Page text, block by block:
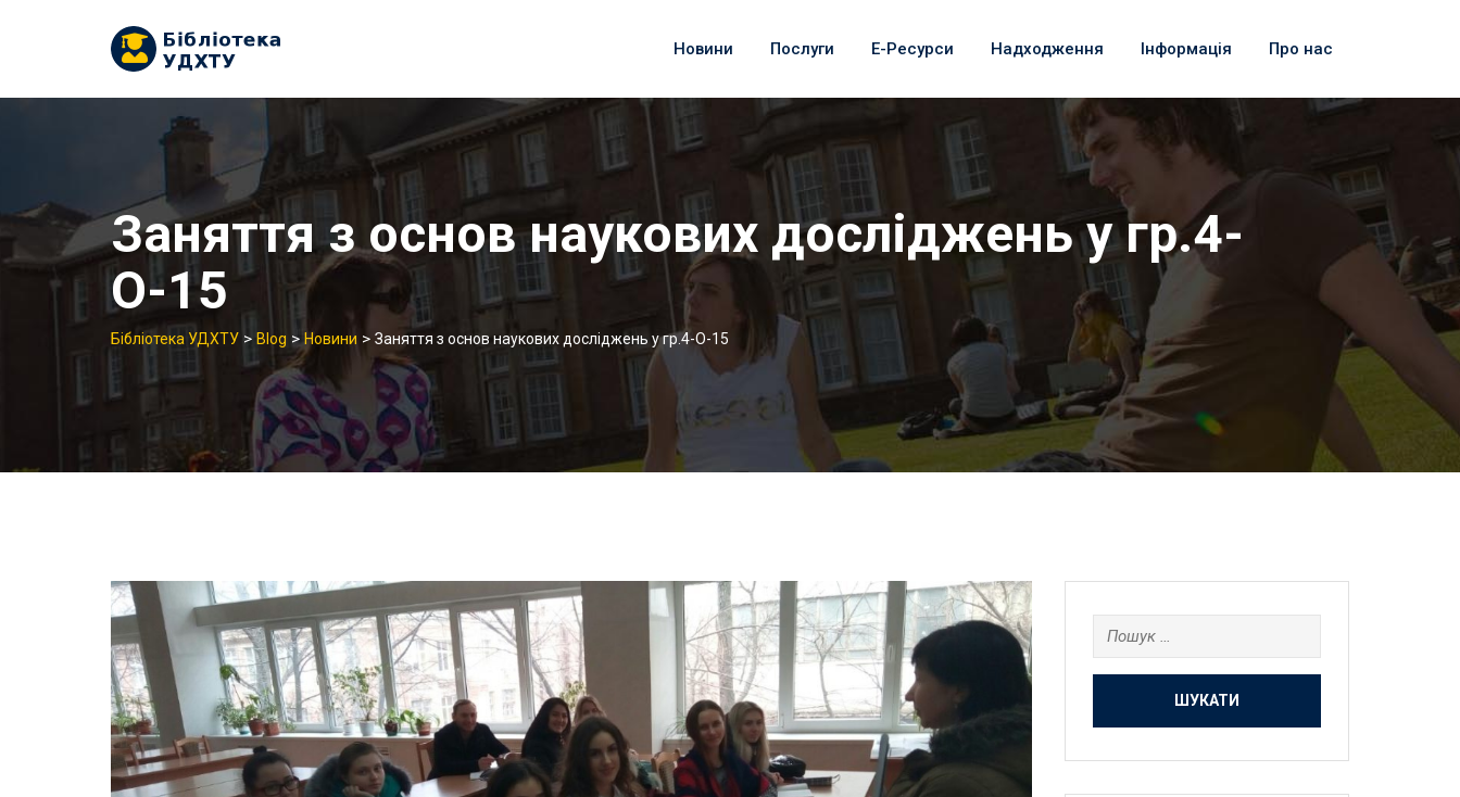
Новини Послуги Е-Ресурси Надходження Інформація Про нас
Заняття з основ наукових досліджень у гр.4-
О-15
Бібліотека УДХТУ > Blog >Новини > Заняття з основ наукових досліджень у гр.4-О-15
Пошук: